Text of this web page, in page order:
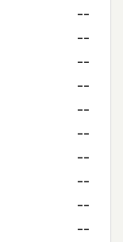
--
--
--
--
--
--
--
--
--
--